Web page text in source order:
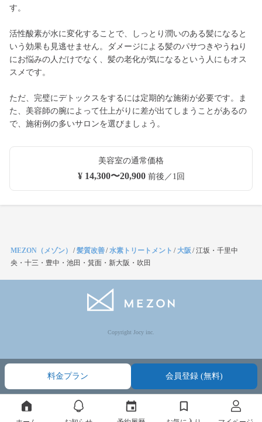
す。
活性酸素が水に変化することで、しっとり潤いのある髪になると
いう効果も見逃せません。ダメージによる髪のパサつきやうねり
にお悩みの人だけでなく、髪の老化が気になるという人にもオス
スメです。
ただ、完璧にデトックスをするには定期的な施術が必要です。ま
た、美容師の腕によって仕上がりに差が出てしまうことがあるの
で、施術例の多いサロンを選びましょう。
美容室の通常価格
¥ 14,300〜20,900前後／1回
料金プラン 会員登録 (無料)
MEZON（メゾン） /髪質改善/水素トリートメント /大阪 /江坂・千里中
央・十三・豊中・池田・箕面・新大阪・吹田
Copyright Jocy inc.